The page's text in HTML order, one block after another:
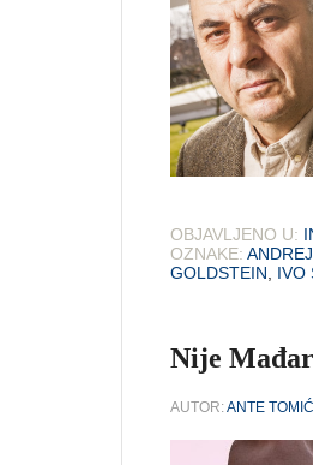
OBJAVLJENO U:
OZNAKE:
GOLDSTEIN, IVO
Nije
AUTOR:ANTE TOMIĆ